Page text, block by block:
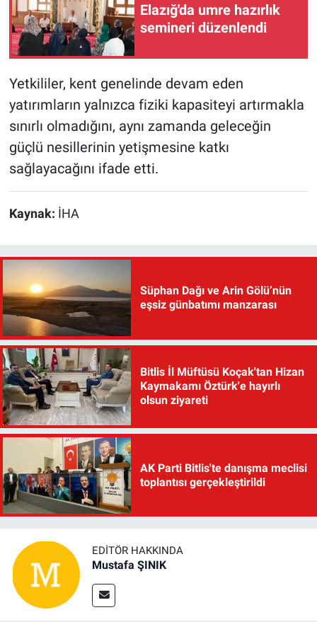
Elazığ'da umre hazırlık
semineri düzenlendi
Yetkililer, kent genelinde devam eden
yatırımların yalnızca fiziki kapasiteyi artırmakla
sınırlı olmadığını, aynı zamanda geleceğin
güçlü nesillerinin yetişmesine katkı
sağlayacağını ifade etti.
Kaynak: İHA
Süphan Dağı ve Arin Gölü’nün
eşsiz günbatımı manzarası
Bitlis İl Müftüsü Koçak'tan Hizan
Kaymakamı Öztürk'e hayırlı
olsun ziyareti
AK Parti Bitlis'te danışma meclisi
toplantısı gerçekleştirildi
EDITÖR HAKKINDA
Mustafa ŞINIK